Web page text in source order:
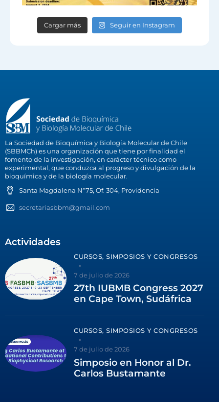
Cargar más Seguir en Instagram
La Sociedad de Bioquímica y Biología Molecular de Chile
(SBBMCh) es una organización que tiene por finalidad el
fomento de la investigación, en carácter técnico como
experimental, que conduzca al progreso y divulgación de la
bioquímica y de la biología molecular.
Santa Magdalena N°75, Of. 304, Providencia
secretariasbbm@gmail.com
Actividades
CURSOS, SIMPOSIOS Y CONGRESOS
7 de julio de 2026
27th IUBMB Congress 2027
en Cape Town, Sudáfrica
CURSOS, SIMPOSIOS Y CONGRESOS
7 de julio de 2026
Simposio en Honor al Dr.
Carlos Bustamante